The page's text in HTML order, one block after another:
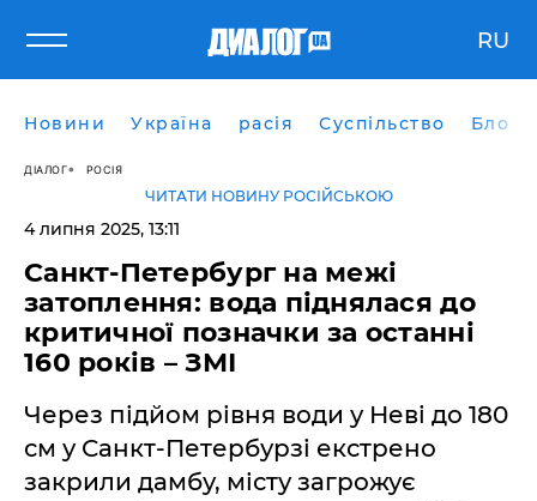
RU
Новини Україна расія Суспільство Блоги
ДІАЛОГ РОСІЯ
ЧИТАТИ НОВИНУ РОСІЙСЬКОЮ
4 липня 2025, 13:11
Санкт-Петербург на межі
затоплення: вода піднялася до
критичної позначки за останні
160 років – ЗМІ
Через підйом рівня води у Неві до 180
см у Санкт-Петербурзі екстрено
закрили дамбу, місту загрожує